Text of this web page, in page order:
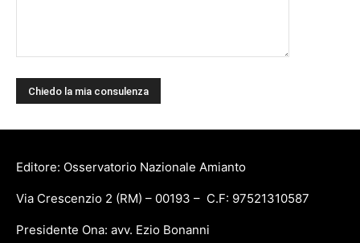
Editore: Osservatorio Nazionale Amianto
Via Crescenzio 2 (RM) – 00193 – C.F: 97521310587
Presidente Ona: avv. Ezio Bonanni